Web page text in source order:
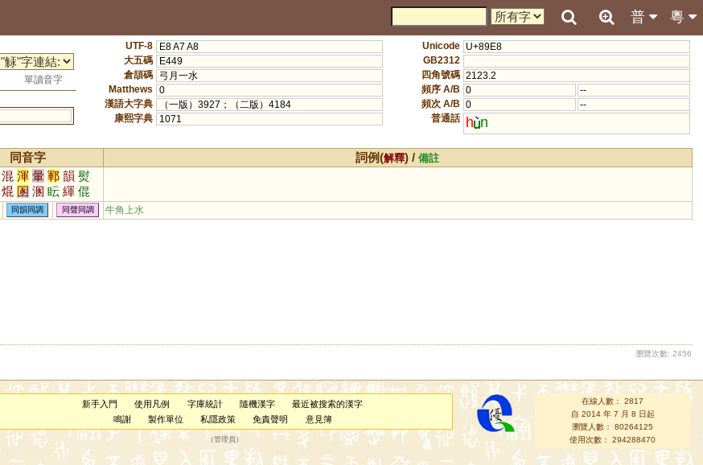
粵
普
單讀音字
UTF-8
E8 A7 A8
大五碼
E449
倉頡碼
弓月一水
Matthews
0
漢語大字典
（一版）3927；（二版）4184
康熙字典
1071
Unicode U+89E8
GB2312
四角號碼 2123.2
頻序 A/B 0
--
頻次 A/B 0
--
普通話 h n
同音字 詞例(解釋) /備註
混 渾 暈 鄆 韻 熨
焜 圂 溷 眃 緷 倱
餫 慁
同韻同調 同聲同調 牛角上水
瀏覽次數: 2456
新手入門 使用凡例 字庫統計 隨機漢字
最近被搜索的漢字
鳴謝
製作單位 私隱政策 免責聲明 意見簿
（管理員 ）
在線人數： 2817
自 2014 年 7 月 8 日起
瀏覽人數： 80264125
使用次數： 294288470